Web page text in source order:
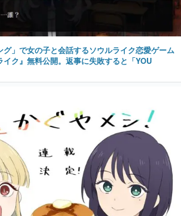
グ」で女の子と会話するソウルライク恋愛ゲーム
イク』無料公開。返事に失敗すると「YOU